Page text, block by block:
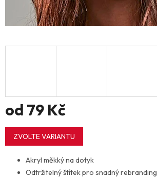
od 79 Kč
Měrná
cena:
ZVOLTE VARIANTU
Akryl měkký na dotyk
Odtržitelný štítek pro snadný rebranding